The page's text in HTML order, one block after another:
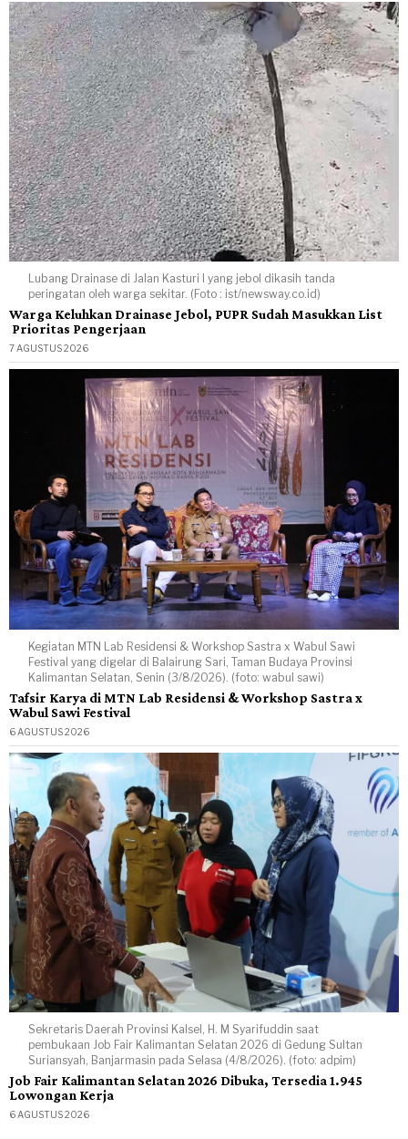
Lubang Drainase di Jalan Kasturi I yang jebol dikasih tanda
peringatan oleh warga sekitar. (Foto : ist/newsway.co.id)
Warga Keluhkan Drainase Jebol, PUPR Sudah Masukkan List
Prioritas Pengerjaan
7 AGUSTUS 2026
Kegiatan MTN Lab Residensi & Workshop Sastra x Wabul Sawi
Festival yang digelar di Balairung Sari, Taman Budaya Provinsi
Kalimantan Selatan, Senin (3/8/2026). (foto: wabul sawi)
Tafsir Karya di MTN Lab Residensi & Workshop Sastra x
Wabul Sawi Festival
6 AGUSTUS 2026
Sekretaris Daerah Provinsi Kalsel, H. M Syarifuddin saat
pembukaan Job Fair Kalimantan Selatan 2026 di Gedung Sultan
Suriansyah, Banjarmasin pada Selasa (4/8/2026). (foto: adpim)
Job Fair Kalimantan Selatan 2026 Dibuka, Tersedia 1.945
Lowongan Kerja
6 AGUSTUS 2026